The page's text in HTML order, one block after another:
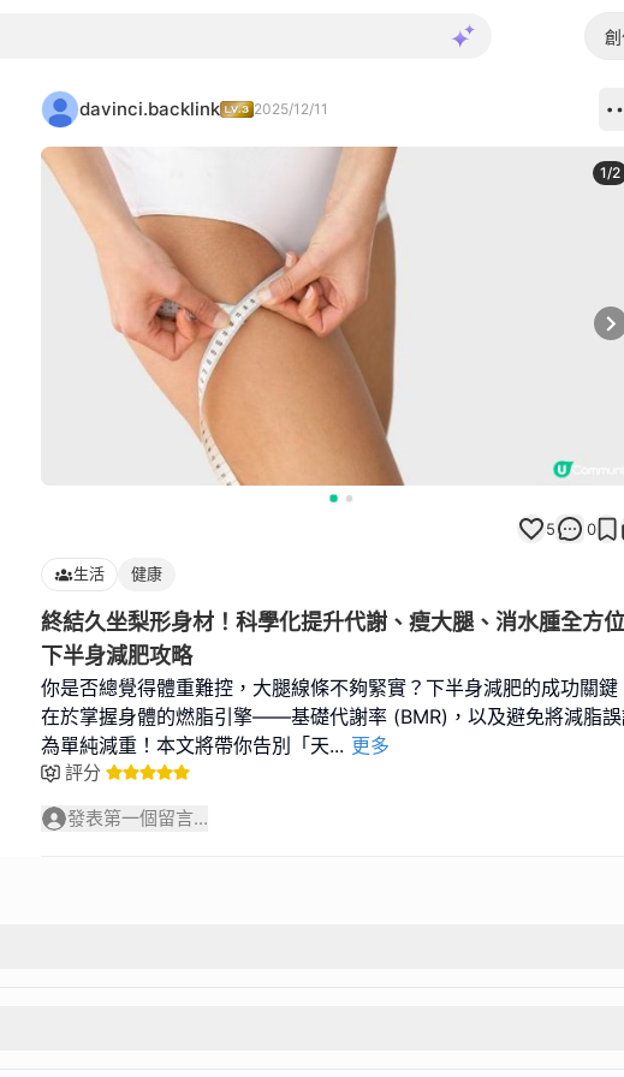
davinci.backlink 2025/12/11
1/2
5 0
生活 健康
終結久坐梨形身材！科學化提升代謝、瘦大腿、消水腫全方位
下半身減肥攻略
你是否總覺得體重難控，大腿線條不夠緊實？下半身減肥的成功關鍵
在於掌握身體的燃脂引擎——基礎代謝率 (BMR)，以及避免將減脂
為單純減重！本文將帶你告別「天... 更多
評分
發表第一個留言...